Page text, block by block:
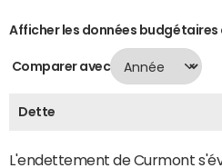
Afficher les données budgétaires
Comparer avec
Dette
L'endettement de Curmont